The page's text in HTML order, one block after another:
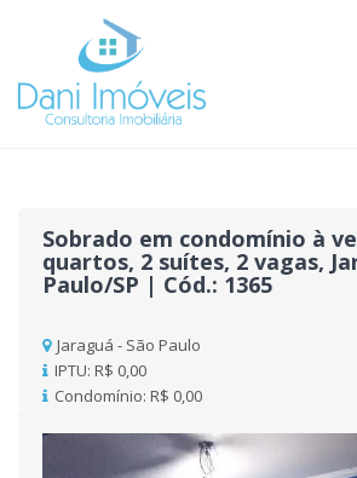
Sobrado em condomínio à
quartos, 2 suítes, 2 vagas,
Paulo/SP | Cód.: 1365
Jaraguá - São Paulo
IPTU: R$ 0,00
Condomínio: R$ 0,00